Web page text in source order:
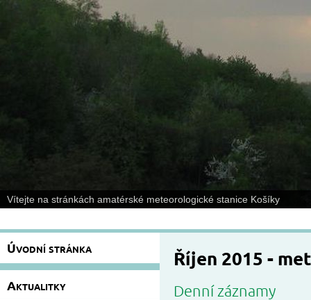
Vítejte na stránkách amatérské meteorologické stanice Košíky
Úvodní stránka
Aktualitky
Říjen 2015 -
Denní záznamy